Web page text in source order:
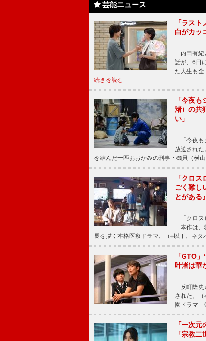
芸能ニュース
「ラス
白がカッ
内田有紀
話が、6日
た人生も全
続きを読む
「今夜
渚）の共
い」
「今夜も
放送され
を結んだ一匹おおかみの刑事・磯貝（横
「クロ
ごく難し
とがある
「クロス
本作は、
長を描く本格医療ドラマ。（※以下、ネ
「GTO
叶渚は華
反町隆史
された。
園ドラマ「
「一次
「宗教二